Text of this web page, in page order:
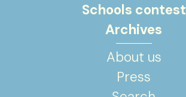
Schools contest
Archives
About us
Press